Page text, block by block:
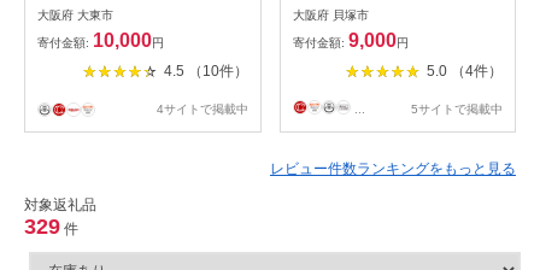
宅ワーク 】 【 学習用 】 | ラ
イト 照明器具 ランプ ledライ
ト デスクランプ 机 デスク 勉
強 テーブルライト テーブル
机 返礼品 コンパクト 大阪府
大阪府 大東市
寄付金額: 10,000円
4.5 （10件）
4サイトで掲載中
ティック マグネット付 ステ
ンレスシール付属 人感センサ
ー機能あり 電球色 昼白色
Type-C充電 HM-84T | 充電式
LED型ライト 照明 センサー
マグネット バーライト 人感
すすめ 送料無料
大阪府 貝塚市
寄付金額: 9,000円
5.0 （4件）
... 5サイトで掲載中
レビュー件数ランキングをもっと見る
対象返礼品
329 件